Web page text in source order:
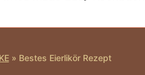
» Bestes Eierlikör Rezept